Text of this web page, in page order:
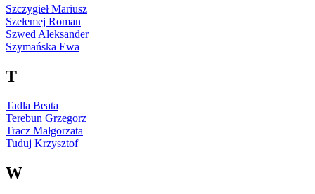
Szczygieł Mariusz
Szełemej Roman
Szwed Aleksander
Szymańska Ewa
T
Tadla Beata
Terebun Grzegorz
Tracz Małgorzata
Tuduj Krzysztof
W